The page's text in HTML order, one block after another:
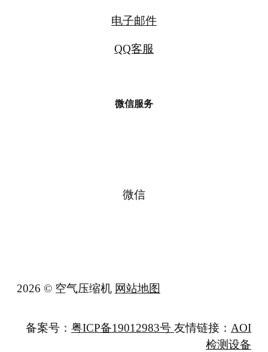
电子邮件
QQ客服
微信服务
微信
2026 © 空气压缩机 网站地图
备案号： 粤ICP备19012983号 友情链接： AOI
检测设备